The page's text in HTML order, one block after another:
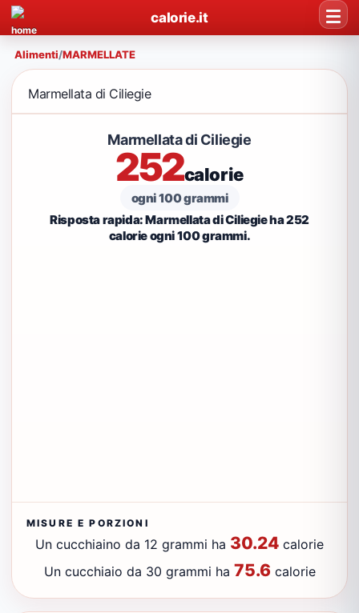
calorie.it
Alimenti/MARMELLATE
Marmellata di Ciliegie
Marmellata di Ciliegie
252calorie
ogni 100 grammi
Risposta rapida: Marmellata di Ciliegie ha 252
calorie ogni 100 grammi.
MISURE E PORZIONI
Un cucchiaino da 12 grammi ha 30.24 calorie
Un cucchiaio da 30 grammi ha 75.6 calorie